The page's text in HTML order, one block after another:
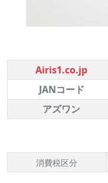
Airis1.co.jp
JANコード
アズワン
消費税区分